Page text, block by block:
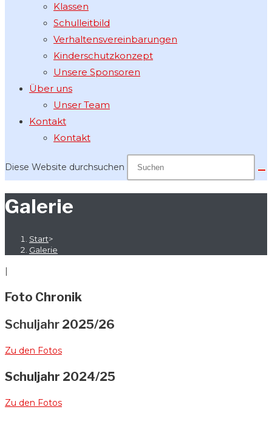
Klassen
Schulleitbild
Verhaltensvereinbarungen
Kinderschutzkonzept
Unsere Sponsoren
Über uns
Unser Team
Kontakt
Kontakt
Diese Website durchsuchen
Galerie
Start>
Galerie
|
Foto Chronik
Schuljahr 2025/26
Zu den Fotos
Schuljahr 2024/25
Zu den Fotos